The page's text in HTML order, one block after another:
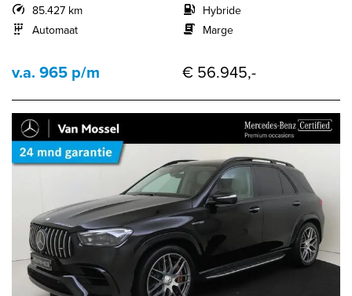
85.427 km
Automaat
Hybride
Marge
v.a. 965 p/m € 56.945,-